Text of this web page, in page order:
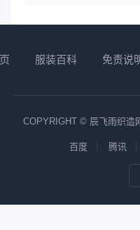
服装百科 免责说
COPYRIGHT © 辰飞雨织造
百度 腾讯